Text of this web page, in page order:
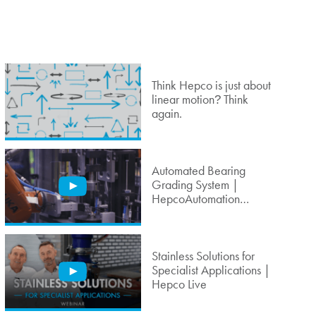
Think Hepco is just about
linear motion?Think
again.
Automated Bearing
Grading System |
HepcoAutomation
Stainless Solutions for
Specialist Applications |
Hepco Live